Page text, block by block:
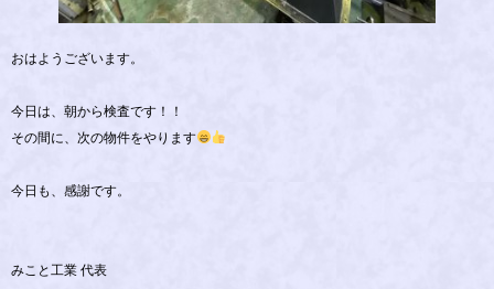
おはようございます。
今日は、朝から検査です！！
その間に、次の物件をやります
今日も、感謝です。
みこと工業 代表